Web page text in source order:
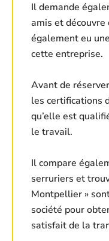
Il demande
amis et découvre
également eu
cette entreprise.
Avant de
les certifications
qu’elle est
le travail.
Il compare
serruriers et
Montpellier »
société pour
satisfait de la